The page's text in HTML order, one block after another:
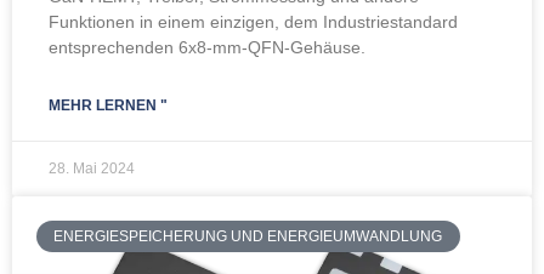
Funktionen in einem einzigen, dem Industriestandard
entsprechenden 6x8-mm-QFN-Gehäuse.
MEHR LERNEN "
28. Mai 2024
ENERGIESPEICHERUNG UND ENERGIEUMWANDLUNG